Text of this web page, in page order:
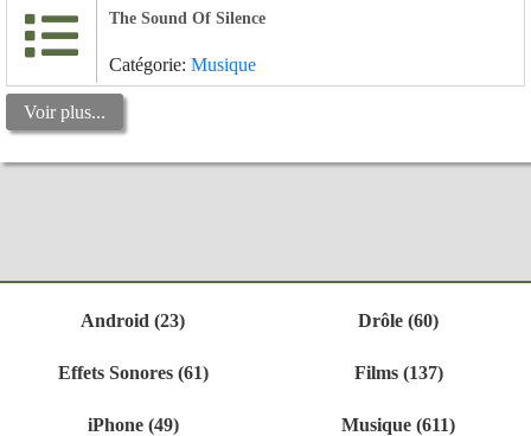
The Sound Of Silence
Catégorie: Musique
Voir plus...
Android (23) Drôle (60)
Effets Sonores (61) Films (137)
iPhone (49) Musique (611)